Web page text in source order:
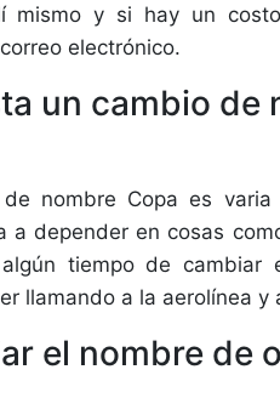
mismo y si hay un
electrónico.
un cambio de
nombre Copa es
a depender en cosas
tiempo de
llamando a la aerolínea
el nombre de